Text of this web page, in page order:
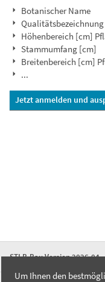
Botanischer Name
Qualitätsbezeichnung
Höhenbereich [cm]
Stammumfang [cm]
Breitenbereich [cm]
...
Jetzt anmelden und
STLB-Bau Version 2026-04
Um Ihnen den